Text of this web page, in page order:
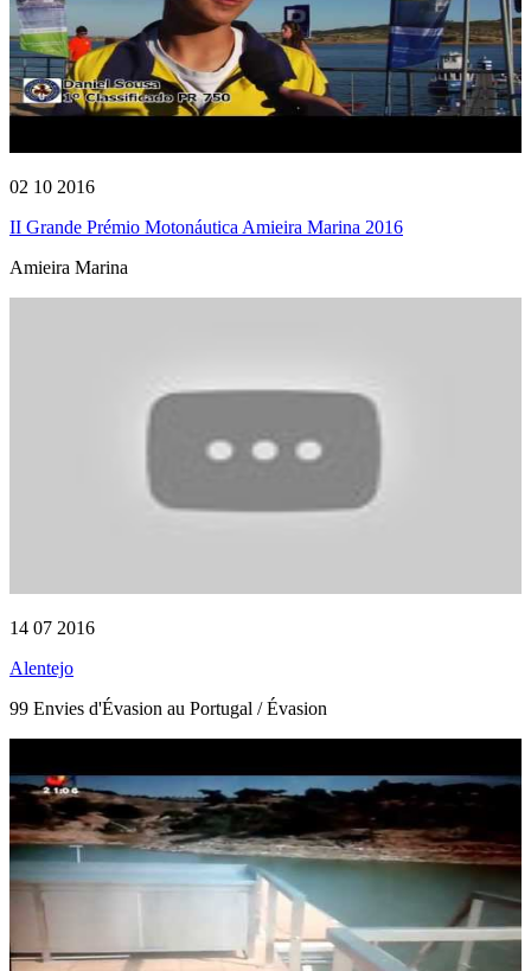
02 10 2016
II Grande Prémio Motonáutica Amieira Marina 2016
Amieira Marina
14 07 2016
Alentejo
99 Envies d'Évasion au Portugal / Évasion